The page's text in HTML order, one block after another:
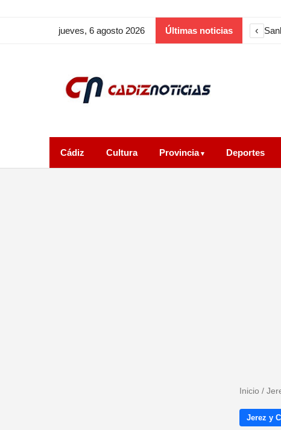
jueves, 6 agosto 2026 Últimas noticias ‹
Cádiz Cultura Provincia Deportes
Inicio /
Jerez y